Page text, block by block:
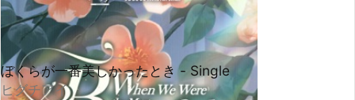
ぼくらが一番美しかったとき - Single
ヒグチアイ
2025J-Pop